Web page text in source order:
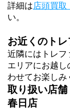
詳細は店頭買取
い。
お近くのト
近隣にはトレフ
エリアにお越
わせてお楽しみ
取り扱い店
春日店